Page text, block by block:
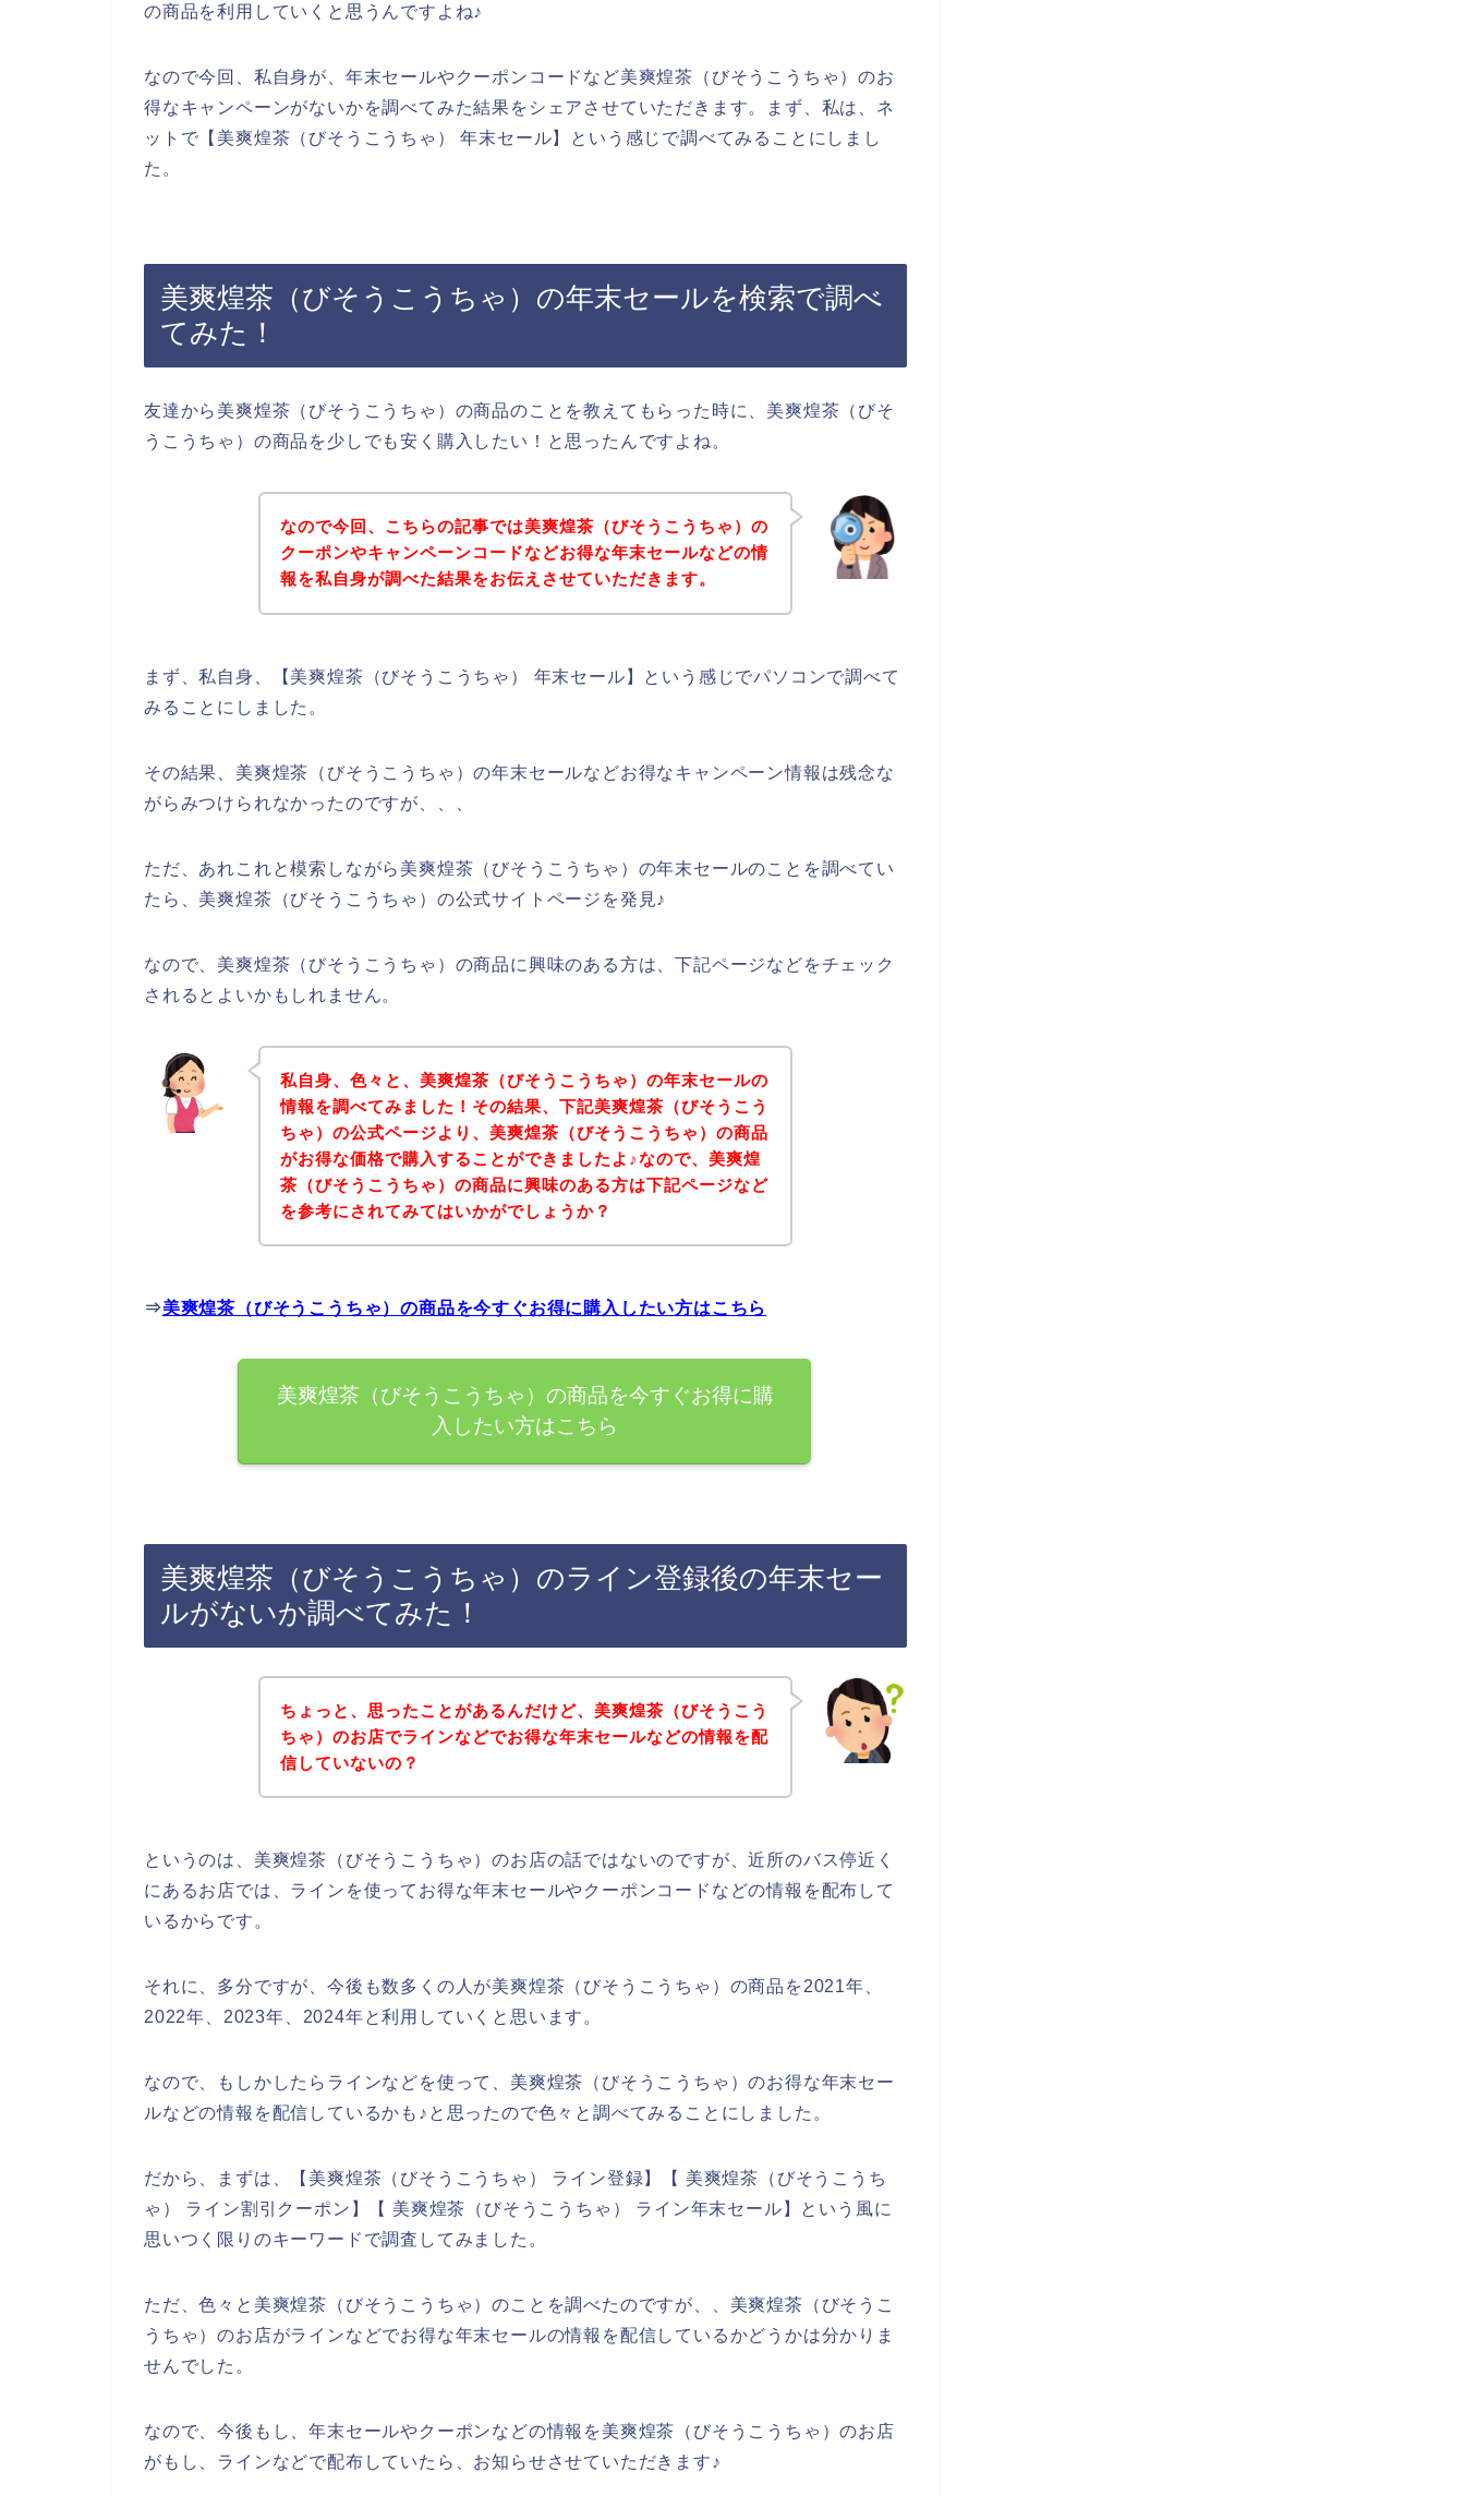
の商品を利用していくと思うんですよね♪
なので今回、私自身が、年末セールやクーポンコードなど美爽煌茶（びそうこうちゃ）のお
得なキャンペーンがないかを調べてみた結果をシェアさせていただきます。まず、私は、ネ
ットで【美爽煌茶（びそうこうちゃ） 年末セール】という感じで調べてみることにしまし
た。
美爽煌茶（びそうこうちゃ）の年末セールを検索で調べ
てみた！
友達から美爽煌茶（びそうこうちゃ）の商品のことを教えてもらった時に、美爽煌茶（びそ
うこうちゃ）の商品を少しでも安く購入したい！と思ったんですよね。
なので今回、こちらの記事では美爽煌茶（びそうこうちゃ）の
クーポンやキャンペーンコードなどお得な年末セールなどの情
報を私自身が調べた結果をお伝えさせていただきます。
まず、私自身、【美爽煌茶（びそうこうちゃ） 年末セール】という感じでパソコンで調べて
みることにしました。
その結果、美爽煌茶（びそうこうちゃ）の年末セールなどお得なキャンペーン情報は残念な
がらみつけられなかったのですが、、、
ただ、あれこれと模索しながら美爽煌茶（びそうこうちゃ）の年末セールのことを調べてい
たら、美爽煌茶（びそうこうちゃ）の公式サイトページを発見♪
なので、美爽煌茶（びそうこうちゃ）の商品に興味のある方は、下記ページなどをチェック
されるとよいかもしれません。
私自身、色々と、美爽煌茶（びそうこうちゃ）の年末セールの
情報を調べてみました！その結果、下記美爽煌茶（びそうこう
ちゃ）の公式ページより、美爽煌茶（びそうこうちゃ）の商品
がお得な価格で購入することができましたよ♪なので、美爽煌
茶（びそうこうちゃ）の商品に興味のある方は下記ページなど
を参考にされてみてはいかがでしょうか？
⇒美爽煌茶（びそうこうちゃ）の商品を今すぐお得に購入したい方はこちら
美爽煌茶（びそうこうちゃ）の商品を今すぐお得に購
入したい方はこちら
美爽煌茶（びそうこうちゃ）のライン登録後の年末セー
ルがないか調べてみた！
ちょっと、思ったことがあるんだけど、美爽煌茶（びそうこう
ちゃ）のお店でラインなどでお得な年末セールなどの情報を配
信していないの？
というのは、美爽煌茶（びそうこうちゃ）のお店の話ではないのですが、近所のバス停近く
にあるお店では、ラインを使ってお得な年末セールやクーポンコードなどの情報を配布して
いるからです。
それに、多分ですが、今後も数多くの人が美爽煌茶（びそうこうちゃ）の商品を2021年、
2022年、2023年、2024年と利用していくと思います。
なので、もしかしたらラインなどを使って、美爽煌茶（びそうこうちゃ）のお得な年末セー
ルなどの情報を配信しているかも♪と思ったので色々と調べてみることにしました。
だから、まずは、【美爽煌茶（びそうこうちゃ） ライン登録】【 美爽煌茶（びそうこうち
ゃ） ライン割引クーポン】【 美爽煌茶（びそうこうちゃ） ライン年末セール】という風に
思いつく限りのキーワードで調査してみました。
ただ、色々と美爽煌茶（びそうこうちゃ）のことを調べたのですが、、美爽煌茶（びそうこ
うちゃ）のお店がラインなどでお得な年末セールの情報を配信しているかどうかは分かりま
せんでした。
なので、今後もし、年末セールやクーポンなどの情報を美爽煌茶（びそうこうちゃ）のお店
がもし、ラインなどで配布していたら、お知らせさせていただきます♪